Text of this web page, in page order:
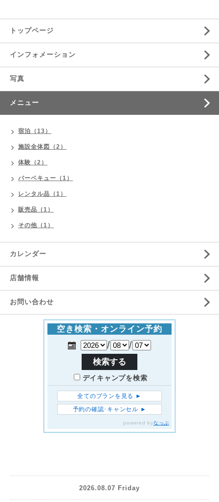
トップページ
インフォメーション
写真
メニュー
宿泊（13）
施設全体図（2）
体験（2）
バーベキュー（1）
レンタル品（1）
販売品（1）
その他（1）
カレンダー
店舗情報
お問い合わせ
2026.08.07 Friday